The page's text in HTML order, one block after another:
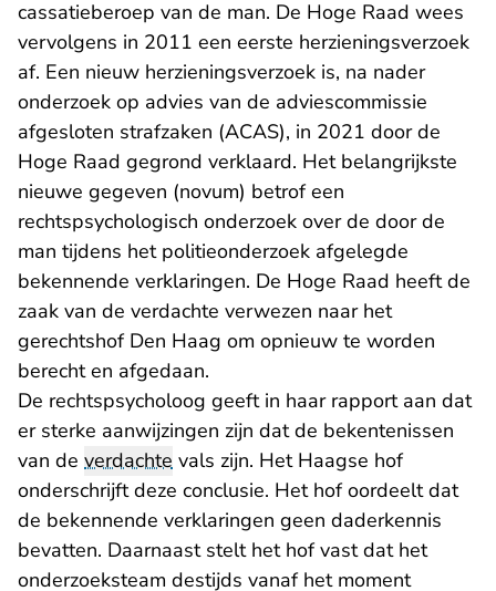
cassatieberoep van de man. De Hoge Raad wees
vervolgens in 2011 een eerste herzieningsverzoek
af. Een nieuw herzieningsverzoek is, na nader
onderzoek op advies van de adviescommissie
afgesloten strafzaken (ACAS), in 2021 door de
Hoge Raad gegrond verklaard. Het belangrijkste
nieuwe gegeven (novum) betrof een
rechtspsychologisch onderzoek over de door de
man tijdens het politieonderzoek afgelegde
bekennende verklaringen. De Hoge Raad heeft de
zaak van de verdachte verwezen naar het
gerechtshof Den Haag om opnieuw te worden
berecht en afgedaan.
De rechtspsycholoog geeft in haar rapport aan dat
er sterke aanwijzingen zijn dat de bekentenissen
van de verdachte vals zijn. Het Haagse hof
onderschrijft deze conclusie. Het hof oordeelt dat
de bekennende verklaringen geen daderkennis
bevatten. Daarnaast stelt het hof vast dat het
onderzoeksteam destijds vanaf het moment